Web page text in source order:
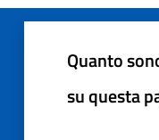
Quanto
su questa